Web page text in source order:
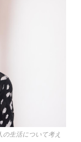
の生活について考え